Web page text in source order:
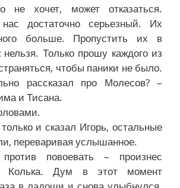
не хочет, может отказаться.
достаточно серьезный. Их
больше. Пропустить их в
нельзя. Только прошу каждого из
чтобы паники не было.
рассказал про Молесов? –
и Тисана.
и сказал Игорь, остальные
переваривая услышанное.
повоевать – произнес
Колька. Дум в этот момент